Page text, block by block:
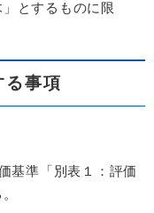
とするものに限
事項
準「別表１：評価